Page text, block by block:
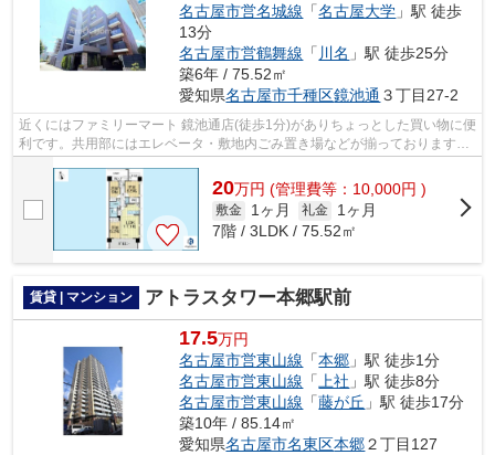
名古屋市営名城線 「名古屋大学 」駅 徒歩
13分
名古屋市営鶴舞線 「 川名 」駅 徒歩25分
築6年 / 75.52㎡
愛知県名古屋市千種区鏡池通 ３丁目27-2
近くにはファミリーマート 鏡池通店(徒歩1分)がありちょっとした買い物に便
利です。共用部にはエレベータ・敷地内ごみ置き場などが揃っております。
こちらの物件はマンションです。ク...
20万円 (管理費等：10,000円 )
敷金 1ヶ月 礼金
1ヶ月
7階 / 3LDK / 75.52㎡
賃貸 | マンション アトラスタワー本郷駅前
17.5万円
名古屋市営東山線 「本郷 」駅 徒歩1分
名古屋市営東山線 「上社 」駅 徒歩8分
名古屋市営東山線 「藤が丘 」駅 徒歩17分
築10年 / 85.14㎡
愛知県名古屋市名東区本郷２丁目127